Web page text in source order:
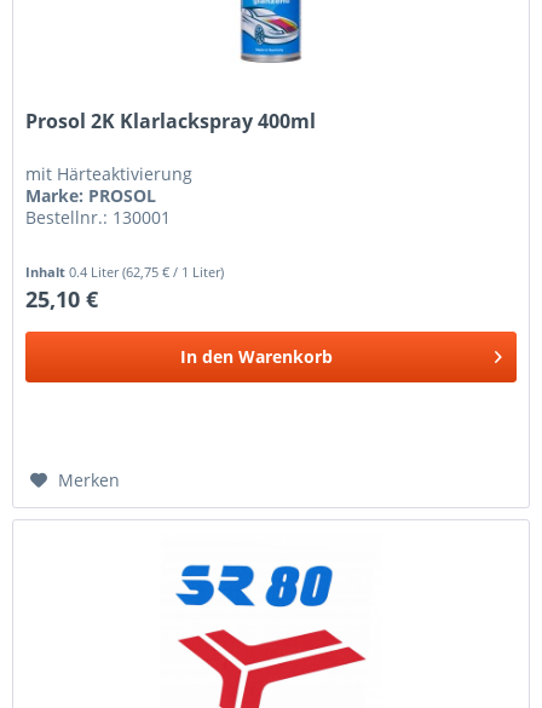
Prosol 2K Klarlackspray 400ml
mit Härteaktivierung
Marke: PROSOL
Bestellnr.: 130001
Inhalt0.4 Liter(62,75 € / 1 Liter)
25,10 €
In den Warenkorb
Merken